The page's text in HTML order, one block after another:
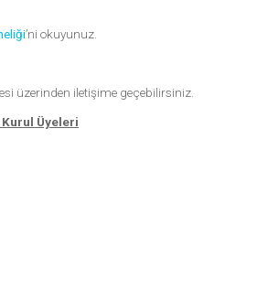
’ni okuyunuz.
üzerinden iletişime geçebilirsiniz.
Üyeleri